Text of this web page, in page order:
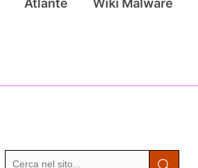
Atlante Wiki Malware